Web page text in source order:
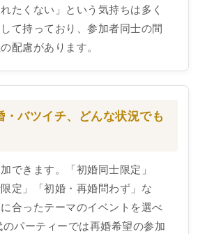
たくない」という気持ちは多く
て持っており、参加者同士の間
配慮があります。
・バツイチ、どんな状況でも
できます。「初婚同士限定」
限定」「初婚・再婚問わず」な
合ったテーマのイベントを選べ
パーティーでは再婚希望の参加